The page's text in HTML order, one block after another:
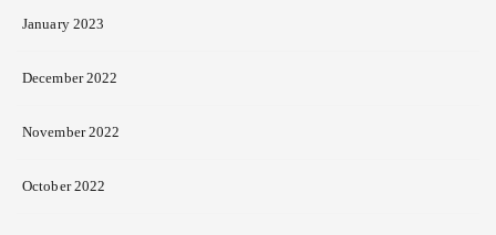
January 2023
December 2022
November 2022
October 2022